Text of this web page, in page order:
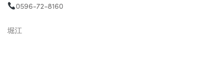
0596-72-8160
堀江